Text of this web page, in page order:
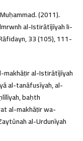
(2011).
al-Istirātījīyah li-
33 (105), 111-
makhāṭir al-Istirātījīyah
al-tanāfusīyah, al-
baḥth
al-makhāṭir wa-
al-Urdunīyah